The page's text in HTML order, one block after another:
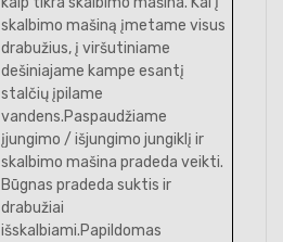
skalbimo mašiną įmetame visus
drabužius, į viršutiniame
dešiniajame kampe esantį
stalčių įpilame
vandens.Paspaudžiame
įjungimo / išjungimo jungiklį ir
skalbimo mašina pradeda veikti.
Būgnas pradeda suktis ir
drabužiai
išskalbiami.Papildomas